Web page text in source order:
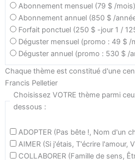
Abonnement mensuel (79 $ /mois)
Abonnement annuel (850 $ /
Forfait ponctuel (250 $ -jour 1 /
Déguster mensuel (promo : 49 $ /
Déguster annuel (promo : 530 $ /
Chaque thème est constitué d'une
Francis Pelletier
Choisissez VOTRE thème parmi
dessous :
ADOPTER (Pas bête !, Nom d'un
AIMER (Si j'étais, T'écrire l'amour,
COLLABORER (Famille de sens,